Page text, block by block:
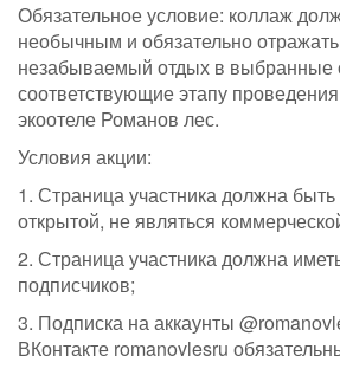
Обязательное условие: коллаж
необычным и обязательно
незабываемый отдых в выбранные
соответствующие этапу
экоотеле Романов лес.
Условия акции:
1. Страница участника должна
открытой, не являться
2. Страница участника должна
подписчиков;
3. Подписка на аккаунты
ВКонтакте romanovlesru